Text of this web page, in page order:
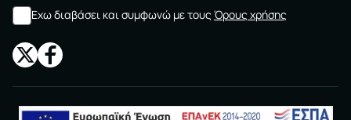
Εχω διαβάσει και συμφωνώ με τους Όρους χρήσης